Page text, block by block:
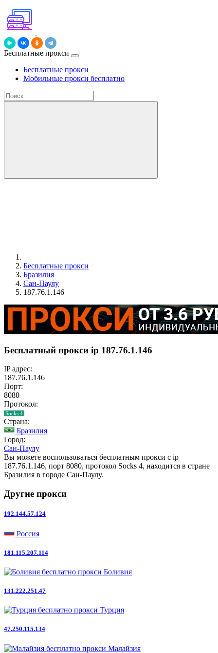
Бесплатные прокси
Бесплатные прокси
Мобильные прокси бесплатно
Бесплатные прокси
Бразилия
Сан-Паулу
187.76.1.146
Бесплатный прокси ip 187.76.1.146
IP адрес:
187.76.1.146
Порт:
8080
Протокол:
Socks 4
Страна:
Бразилия
Город:
Сан-Паулу
Вы можете воспользоваться бесплатным прокси с ip
187.76.1.146, порт 8080, протокол Socks 4, находится в стране
Бразилия в городе Сан-Паулу.
Другие прокси
192.144.57.124
Россия
181.115.207.114
Боливия
131.222.251.47
Турция
47.250.115.134
Малайзия